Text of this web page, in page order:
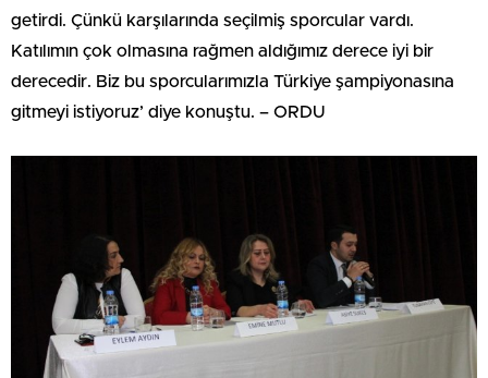
getirdi. Çünkü karşılarında seçilmiş sporcular vardı.
Katılımın çok olmasına rağmen aldığımız derece iyi bir
derecedir. Biz bu sporcularımızla Türkiye şampiyonasına
gitmeyi istiyoruz’ diye konuştu. – ORDU